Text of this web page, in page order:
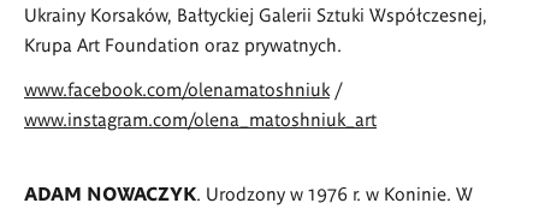
Ukrainy Korsaków, Bałtyckiej Galerii Sztuki Współczesnej,
Krupa Art Foundation oraz prywatnych.
www.facebook.com/olenamatoshniuk /
www.instagram.com/olena_matoshniuk_art
ADAM NOWACZYK. Urodzony w 1976 r. w Koninie. W